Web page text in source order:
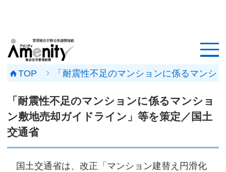
記事一覧
工事事例
マンションメンテの無料相談
TOP 「耐震性不足のマンションに係るマン
「耐震性不足のマンションに係るマンショ
ン敷地売却ガイドライン」等を策定／国土
交通省
国土交通省は、改正「マンション建替え円滑化